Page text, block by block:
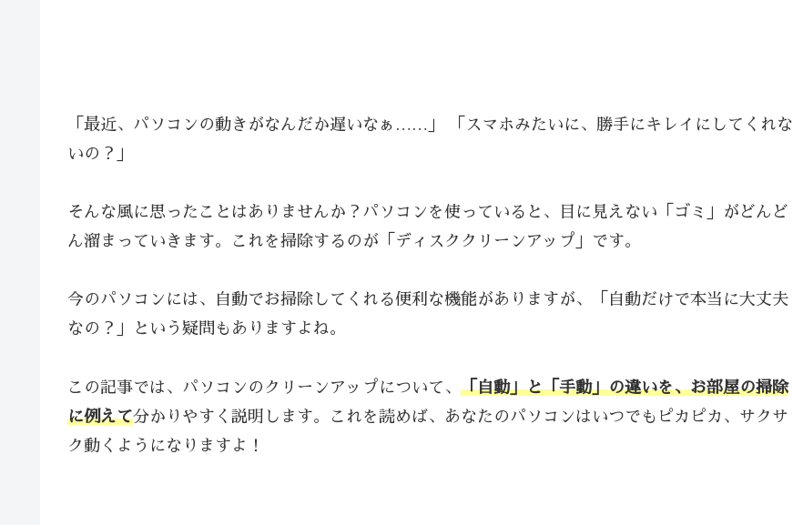
「最近、パソコンの動きがなんだか遅いなぁ……」 「スマホみたいに、勝手にキレイにしてくれな
いの？」
そんな風に思ったことはありませんか？パソコンを使っていると、目に見えない「ゴミ」がどんど
ん溜まっていきます。これを掃除するのが「ディスククリーンアップ」です。
今のパソコンには、自動でお掃除してくれる便利な機能がありますが、「自動だけで本当に大丈夫
なの？」という疑問もありますよね。
この記事では、パソコンのクリーンアップについて、 「自動」と「手動」の違いを、お部屋の掃除
に例えて分かりやすく説明します。これを読めば、あなたのパソコンはいつでもピカピカ、サクサ
ク動くようになりますよ！